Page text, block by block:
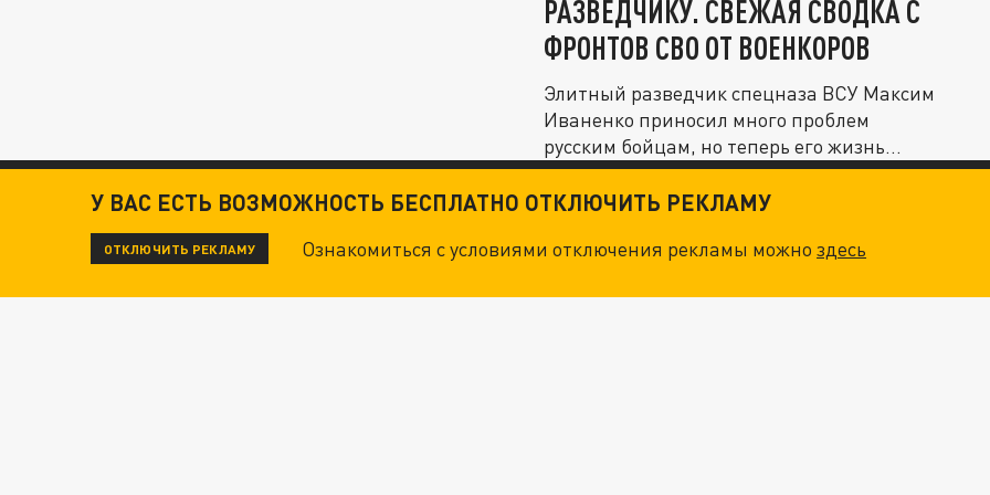
РАЗВЕДЧИКУ. СВЕЖАЯ СВОДКА С
ФРОНТОВ СВО ОТ ВОЕНКОРОВ
Элитный разведчик спецназа ВСУ Максим
Иваненко приносил много проблем
русским бойцам, но теперь его жизнь...
У ВАС ЕСТЬ ВОЗМОЖНОСТЬ БЕСПЛАТНО ОТКЛЮЧИТЬ РЕКЛАМУ
ОТКЛЮЧИТЬ РЕКЛАМУ Ознакомиться с условиями отключения рекламы можноздесь